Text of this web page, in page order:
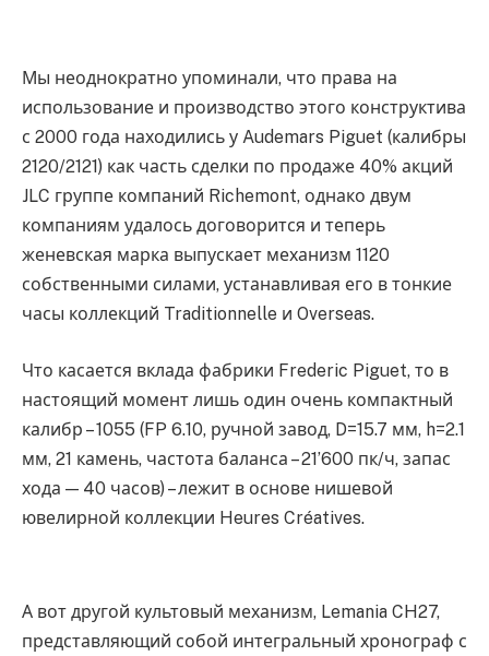
Мы неоднократно упоминали, что права на
использование и производство этого конструктива
с 2000 года находились у Audemars Piguet (калибры
2120/2121) как часть сделки по продаже 40% акций
JLC группе компаний Richemont, однако двум
компаниям удалось договорится и теперь
женевская марка выпускает механизм 1120
собственными силами, устанавливая его в тонкие
часы коллекций Traditionnelle и Overseas.
Что касается вклада фабрики Frederic Piguet, то в
настоящий момент лишь один очень компактный
калибр – 1055 (FP 6.10, ручной завод, D=15.7 мм, h=2.1
мм, 21 камень, частота баланса – 21’600 пк/ч, запас
хода — 40 часов) – лежит в основе нишевой
ювелирной коллекции Heures Créatives.
А вот другой культовый механизм, Lemania CH27,
представляющий собой интегральный хронограф с